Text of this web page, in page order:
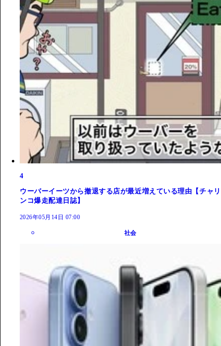
4
ウーバーイーツから撤退する店が最近増えている理由【チャリ
ンコ爆走配達日誌】
2026年05月14日 07:00
社会